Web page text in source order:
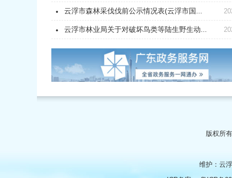
云浮市森林采伐伐前公示情况表(云浮市国...
云浮市林业局关于对破坏鸟类等陆生野生动...
版权所
维护：云